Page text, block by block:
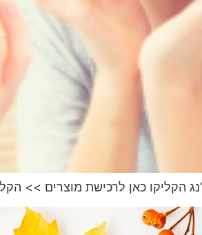
הקליקו כאן לרכישת מוצרים >>